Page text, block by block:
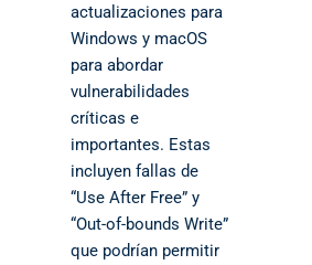
actualizaciones para
Windows y macOS
para abordar
vulnerabilidades
críticas e
importantes. Estas
incluyen fallas de
“Use After Free” y
“Out-of-bounds Write”
que podrían permitir